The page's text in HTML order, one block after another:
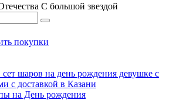
С большой звездой
покупки
на День рождения